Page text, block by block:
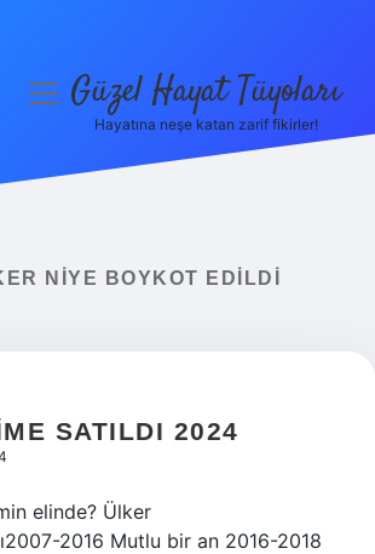
menüyüGüzel Hayat Tüyoları
Hayatına neşe katan zarif fikirler!
NIYE BOYKOT EDILDI
SATILDI 2024
elinde? Ülker
2016 Mutlu bir an 2016-2018